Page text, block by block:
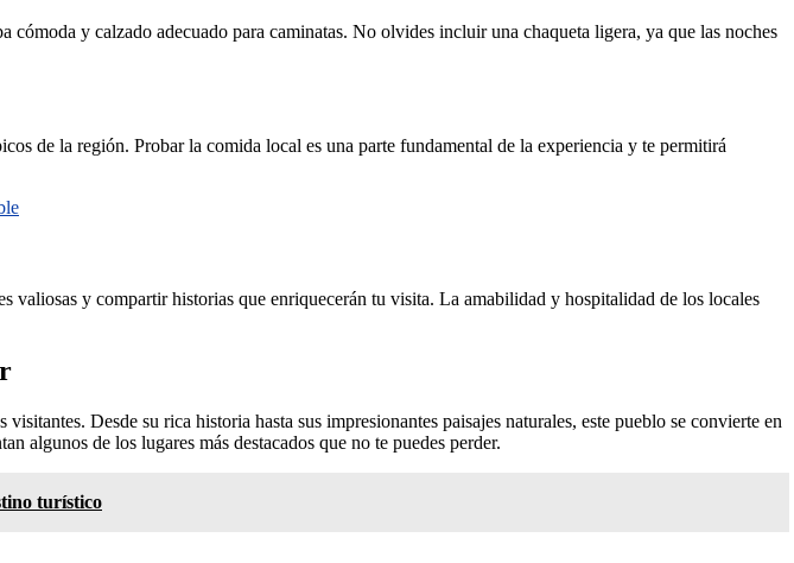
cómoda y calzado adecuado para caminatas. No olvides incluir una chaqueta ligera, ya que las noches
de la región. Probar la comida local es una parte fundamental de la experiencia y te permitirá
valiosas y compartir historias que enriquecerán tu visita. La amabilidad y hospitalidad de los locales
visitantes. Desde su rica historia hasta sus impresionantes paisajes naturales, este pueblo se convierte en
algunos de los lugares más destacados que no te puedes perder.
turístico